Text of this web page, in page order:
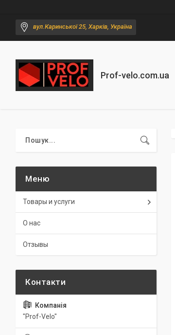
вул.Каринської 25, Харків, Україна
Prof-velo.com.ua
Товары и услуги
О нас
Отзывы
"Prof-Velo"